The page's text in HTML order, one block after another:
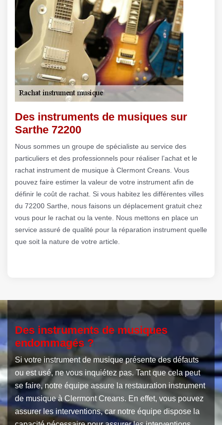
Des instruments de musiques sur
Sarthe 72200
Nous sommes un groupe de spécialiste au service des
particuliers et des professionnels pour réaliser l’achat et le
rachat instrument de musique à Clermont Creans. Vous
pouvez faire estimer la valeur de votre instrument afin de
définir le coût de rachat. Si vous habitez les différentes villes
du 72200 Sarthe, nous faisons un déplacement gratuit chez
vous pour le rachat ou la vente. Nous mettons en place un
service assuré de qualité pour la réparation instrument quelle
que soit la nature de votre article.
Des instruments de musiques
endommagés ?
Si votre instrument de musique présente des défauts
ou est usé, ne vous inquiétez pas. Tant que cela peut
se faire, notre équipe assure la restauration instrument
de musique à Clermont Creans. En effet, vous pouvez
assurer les interventions, car notre équipe dispose la